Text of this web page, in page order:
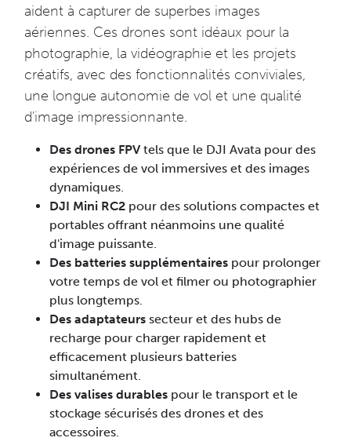
aident à capturer de superbes images
aériennes. Ces drones sont idéaux pour la
photographie, la vidéographie et les projets
créatifs, avec des fonctionnalités conviviales,
une longue autonomie de vol et une qualité
d'image impressionnante.
Des drones FPVtels que le DJI Avata pour des
expériences de vol immersives et des images
dynamiques.
DJI Mini RC2 pour des solutions compactes et
portables offrant néanmoins une qualité
d'image puissante.
Des batteries supplémentaires pour prolonger
votre temps de vol et filmer ou photographier
plus longtemps.
Des adaptateurs secteur et des hubs de
recharge pour charger rapidement et
efficacement plusieurs batteries
simultanément.
Des valises durables pour le transport et le
stockage sécurisés des drones et des
accessoires.